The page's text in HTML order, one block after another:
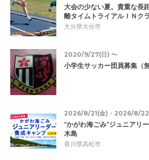
大会の少ない夏。貴重な長
離タイムトライアルＩＮク
大分県大分市
2020/9/27(日) 〜
小学生サッカー団員募集（
2026/8/21(金)・2026/8/
”かがわ海ごみ”ジュニアリ
木島
香川県高松市